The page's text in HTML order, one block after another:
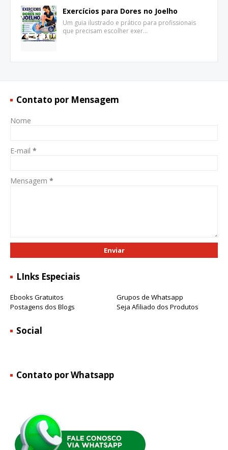
Exercícios para Dores no Joelho
Um guia ilustrado e prático para profissionais
que precisam escolher exer…
Contato por Mensagem
Nome
E-mail *
Mensagem *
LInks Especiais
Ebooks Gratuitos
Grupos de Whatsapp
Postagens dos Blogs
Seja Afiliado dos Produtos
Social
Contato por Whatsapp